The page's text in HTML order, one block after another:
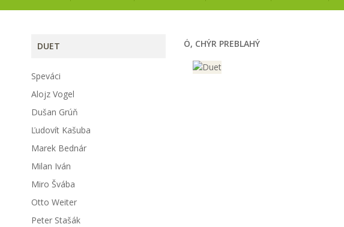
DUET
Speváci
Alojz Vogel
Dušan Grúň
Ľudovít Kašuba
Marek Bednár
Milan Iván
Miro Švába
Otto Weiter
Peter Stašák
Ó, CHÝR PREBLAHÝ